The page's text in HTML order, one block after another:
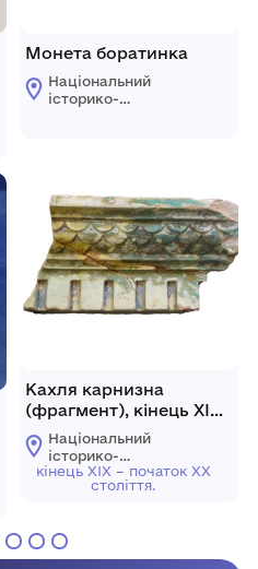
Монета боратинка
Національний
історико-
Кахля карнизна
(фрагмент), кінець ХІХ
– початок ХХ століття.
Національний
історико-
архітектурний
заповідник
кінець ХІХ – початок ХХ
століття.